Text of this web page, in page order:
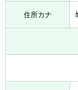
住所カナ